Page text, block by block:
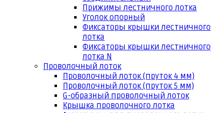
Прижимы лестничного лотка
Уголок опорный
Фиксаторы крышки лестничного
лотка
Фиксаторы крышки лестничного
лотка N
Проволочный лоток
Проволочный лоток (пруток 4 мм)
Проволочный лоток (пруток 5 мм)
G-образный проволочный лоток
Крышка проволочного лотка